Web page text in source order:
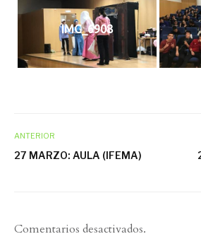
IMG_6908
ANTERIOR
27 MARZO: AULA (IFEMA)
Comentarios desactivados.